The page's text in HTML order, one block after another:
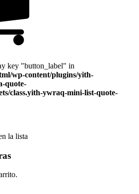
key "button_label" in
wp-content/plugins/yith-
quote-
class.yith-ywraq-mini-list-quote-
la lista